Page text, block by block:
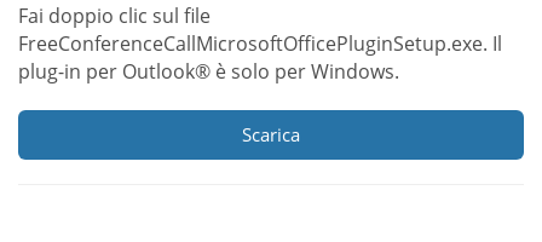
Fai doppio clic sul file
FreeConferenceCallMicrosoftOfficePluginSetup.exe. Il
plug-in per Outlook® è solo per Windows.
Scarica